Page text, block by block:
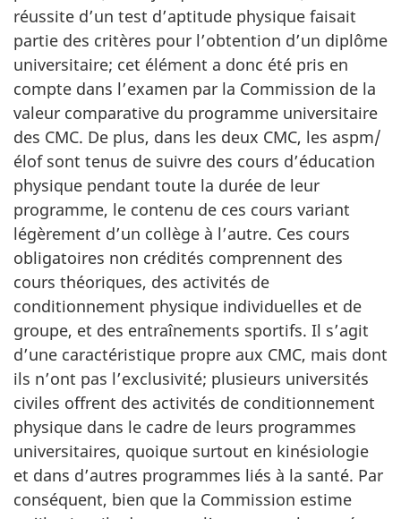
réussite d’un test d’aptitude physique faisait
partie des critères pour l’obtention d’un diplôme
universitaire; cet élément a donc été pris en
compte dans l’examen par la Commission de la
valeur comparative du programme universitaire
des CMC. De plus, dans les deux CMC, les aspm/
élof sont tenus de suivre des cours d’éducation
physique pendant toute la durée de leur
programme, le contenu de ces cours variant
légèrement d’un collège à l’autre. Ces cours
obligatoires non crédités comprennent des
cours théoriques, des activités de
conditionnement physique individuelles et de
groupe, et des entraînements sportifs. Il s’agit
d’une caractéristique propre aux CMC, mais dont
ils n’ont pas l’exclusivité; plusieurs universités
civiles offrent des activités de conditionnement
physique dans le cadre de leurs programmes
universitaires, quoique surtout en kinésiologie
et dans d’autres programmes liés à la santé. Par
conséquent, bien que la Commission estime